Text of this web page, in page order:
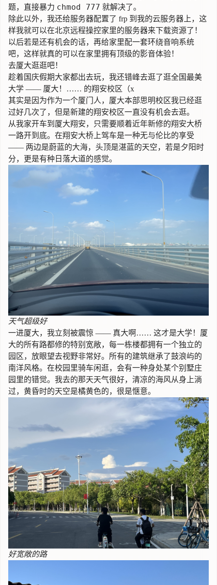
题，直接暴力 chmod 777 就解决了。
除此以外，我还给服务器配置了 frp 到我的云服务器上，这
样我就可以在北京远程操控家里的服务器来下载资源了！
以后若是还有机会的话，再给家里配一套环绕音响系统
吧，这样就真的可以在家里拥有顶级的影音体验！
去厦大逛逛吧！
趁着国庆假期大家都出去玩，我还错峰去逛了逛全国最美
大学 —— 厦大！…… 的翔安校区（x
其实是因为作为一个厦门人，厦大本部思明校区我已经逛
过好几次了，但是新建的翔安校区一直没有机会去逛。
从我家开车到厦大翔安，只需要顺着近年新修的翔安大桥
一路开到底。在翔安大桥上驾车是一种无与伦比的享受
—— 两边是蔚蓝的大海，头顶是湛蓝的天空，若是夕阳时
分，更是有种日落大道的感觉。
天气超级好
一进厦大，我立刻被震惊 —— 真大啊…… 这才是大学！厦
大的所有路都修的特别宽敞，每一栋楼都拥有一个独立的
园区，放眼望去视野非常好。所有的建筑继承了鼓浪屿的
南洋风格。在校园里骑车闲逛，会有一种身处某个别墅庄
园里的错觉。我去的那天天气很好，清凉的海风从身上淌
过，黄昏时的天空是橘黄色的，很是惬意。
好宽敞的路